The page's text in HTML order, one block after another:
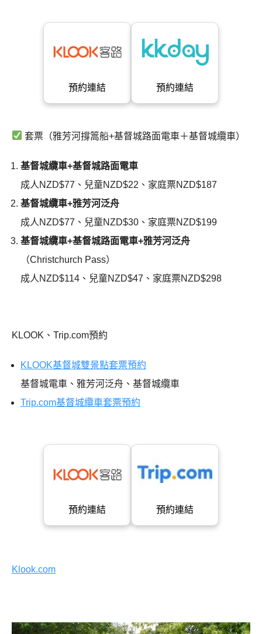
預約連結 預約連結
套票（雅芳河撐篙船+基督城路面電車＋基督城纜車）
基督城纜車+基督城路面電車
成人NZD$77、兒童NZD$22、家庭票NZD$187
基督城纜車+雅芳河泛舟
成人NZD$77、兒童NZD$30、家庭票NZD$199
基督城纜車+基督城路面電車+雅芳河泛舟
（Christchurch Pass）
成人NZD$114、兒童NZD$47、家庭票NZD$298
KLOOK、Trip.com預約
KLOOK基督城雙景點套票預約
基督城電車、雅芳河泛舟、基督城纜車
Trip.com基督城纜車套票預約
預約連結 預約連結
Klook.com